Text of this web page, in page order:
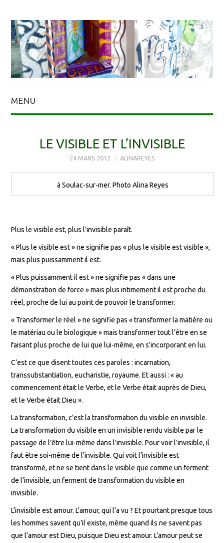
MENU
LE VISIBLE ET L’INVISIBLE
24 MARS 2012 ALINAREYES
à Soulac-sur-mer. Photo Alina Reyes
Plus le visible est, plus l’invisible paraît.
« Plus le visible est » ne signifie pas « plus le visible est visible »,
mais plus puissamment il est.
« Plus puissamment il est » ne signifie pas « dans une
démonstration de force » mais plus intimement il est proche du
réel, proche de lui au point de pouvoir le transformer.
« Transformer le réel » ne signifie pas « transformer la matière ou
le matériau ou le biologique » mais transformer tout l’être en se
faisant plus proche de lui que lui-même, en s’incorporant en lui.
C’est ce que disent toutes ces paroles : incarnation,
transsubstantiation, eucharistie, royaume. Et aussi : « au
commencement était le Verbe, et le Verbe était auprès de Dieu,
et le Verbe était Dieu ».
La transformation, c’est la transformation du visible en invisible.
La transformation du visible en un invisible rendu visible par le
passage de l’être lui-même dans l’invisible. Pour voir l’invisible, il
faut être soi-même de l’invisible. Qui voit l’invisible est
transformé, et ne se tient dans le visible que comme un ferment
de l’invisible, un ferment de transformation du visible en
invisible.
L’invisible est amour. L’amour, qui l’a vu ? Et pourtant presque tous
les hommes savent qu’il existe, même quand ils ne savent pas
que l’amour est Dieu, puisque Dieu est amour. L’amour peut se